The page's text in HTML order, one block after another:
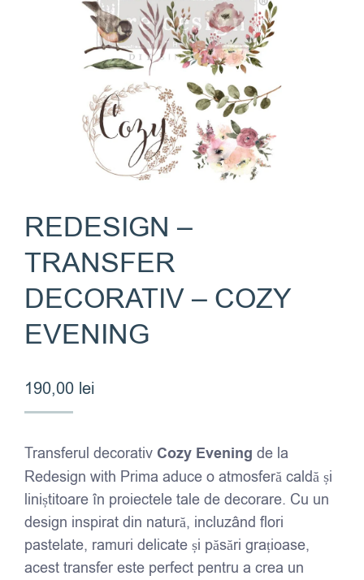
REDESIGN –
TRANSFER
DECORATIV – COZY
EVENING
190,00 lei
Transferul decorativ Cozy Evening de la
Redesign with Prima aduce o atmosferă caldă și
liniștitoare în proiectele tale de decorare. Cu un
design inspirat din natură, incluzând flori
pastelate, ramuri delicate și păsări grațioase,
acest transfer este perfect pentru a crea un